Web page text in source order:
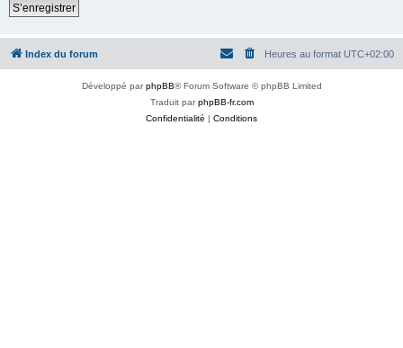
S’enregistrer
Index du forum Heures au format UTC+02:00
Développé parphpBB® Forum Software © phpBB Limited
Traduit parphpBB-fr.com
Confidentialité | Conditions